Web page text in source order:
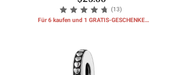
(13)
Für 6 kaufen und 1 GRATIS-GESCHENKE